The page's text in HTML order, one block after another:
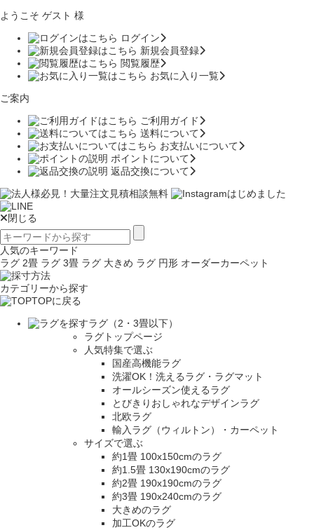
ようこそ ゲスト 様
ログイン
新規会員登録
閲覧履歴
お気に入り一覧
ご案内
ご利用ガイド
送料について
お支払いについて
ポイントについて
返品交換について
閉じる
人気のキーワード
ラグ 2畳 ラグ 3畳 ラグ 大きめ ラグ 円形 オーダーカーペット
カテゴリーから探す
TOPに戻る
ラグ（2・3畳以下）
ラグトップページ
人気特集で選ぶ
国産高機能ラグ
洗濯OK！洗えるラグ・ラグマット
オールシーズン使えるラグ
とびきりおしゃれなデザインラグ
北欧ラグ
輸入ラグ（ウィルトン）・カーペット
サイズで選ぶ
約1畳 100x150cmのラグ
約1.5畳 130x190cmのラグ
約2畳 190x190cmのラグ
約3畳 190x240cmのラグ
大きめのラグ
加工OKのラグ